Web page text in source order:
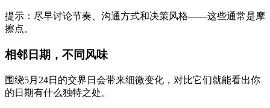
提示：尽早讨论节奏、沟通方式和决策风格——这些通常是摩
擦点。
相邻日期，不同风味
围绕5月24日的交界日会带来细微变化，对比它们就能看出你
的日期有什么独特之处。